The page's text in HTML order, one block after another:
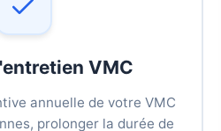
VMC
annuelle de votre VMC
prolonger la durée de